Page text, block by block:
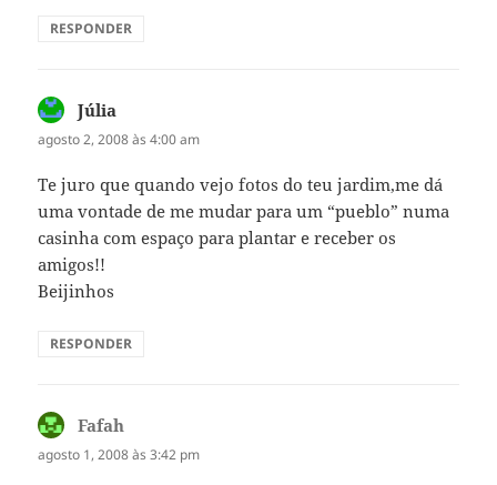
RESPONDER
Júlia
agosto 2, 2008 às 4:00 am
Te juro que quando vejo fotos do teu jardim,me dá
uma vontade de me mudar para um “pueblo” numa
casinha com espaço para plantar e receber os
amigos!!
Beijinhos
RESPONDER
Fafah
agosto 1, 2008 às 3:42 pm